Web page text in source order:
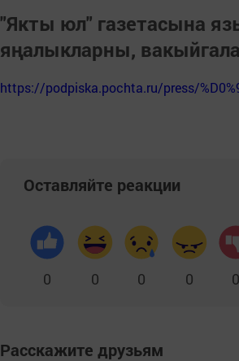
"Якты юл" газетасына
яңалыкларны,
https://podpiska.pochta.ru/press/
Оставляйте реакции
0 0 0 0 0
Расскажите друзьям